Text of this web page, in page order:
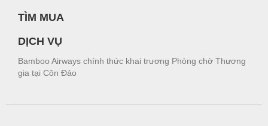
TÌM MUA
DỊCH VỤ
Bamboo Airways chính thức khai trương Phòng chờ Thương
gia tại Côn Đảo